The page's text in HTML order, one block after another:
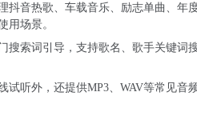
抖音热歌、车载音乐、励志单曲、
用场景。
搜索词引导，支持歌名、歌手关键
试听外，还提供MP3、WAV等常见